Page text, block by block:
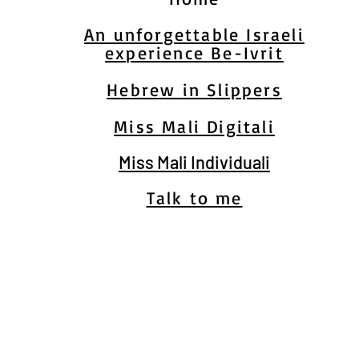
An unforgettable Israeli
experience Be-Ivrit
Hebrew in Slippers
Miss Mali Digitali
Miss Mali Individuali
Talk to me